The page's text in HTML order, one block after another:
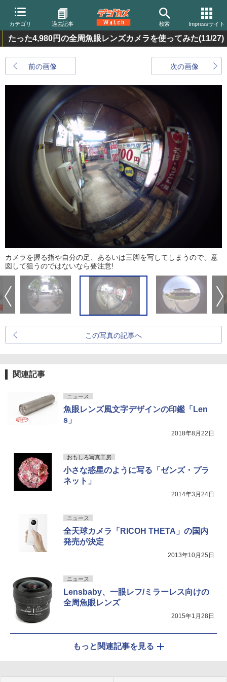
カテゴリ 過去記事 検索 Impressサイト
たった4,980円の全周魚眼レンズカメラを使ってみた(11/27)
前の画像 次の画像
カメラを握る指や自分の足、あるいは三脚を写してしまうので、意
図して狙うのではないなら要注意!
この写真の記事へ
関連記事
ニュース
魚眼レンズ風文字デザインの印鑑「Len
s」
2018年8月22日
おもしろ写真工房
小さな惑星のように写る「ゼンズ・プラ
ネット」
2014年3月24日
ニュース
全天球カメラ「RICOH THETA」の国内
発売が決定
2013年10月25日
ニュース
Lensbaby、一眼レフ/ミラーレス向けの
全周魚眼レンズ
2015年1月28日
もっと関連記事を見る